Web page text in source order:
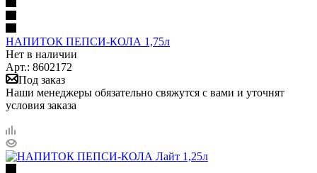
НАПИТОК ПЕПСИ-КОЛА 1,75л
Нет в наличии
Арт.: 8602172
Под заказ
Наши менеджеры обязательно свяжутся с вами и уточнят
условия заказа